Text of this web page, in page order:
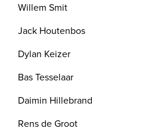
Willem Smit
Jack Houtenbos
Dylan Keizer
Bas Tesselaar
Daimin Hillebrand
Rens de Groot